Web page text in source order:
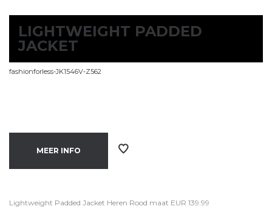
LIGHTWEIGHT PADDED
JACKET
fashionforless-JK1546V-Z562
MEER INFO
Lightweight Padded Jacket Heren Rood maat EUR 139.99